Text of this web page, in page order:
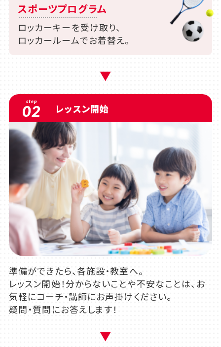
スポーツプログラム
ロッカーキーを受け取り、
ロッカールームでお着替え。
step
02 レッスン開始
準備ができたら、各施設・教室へ。
レッスン開始！分からないことや不安なことは、お
気軽にコーチ・講師にお声掛けください。
疑問・質問にお答えします！